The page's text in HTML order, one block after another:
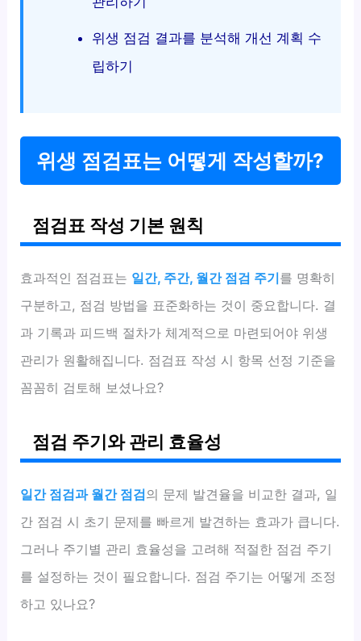
위생 점검 결과를 분석해 개선 계획 수
립하기
위생 점검표는 어떻게 작성할까?
점검표 작성 기본 원칙
효과적인 점검표는 일간, 주간, 월간 점검 주기를 명확히
구분하고, 점검 방법을 표준화하는 것이 중요합니다. 결
과 기록과 피드백 절차가 체계적으로 마련되어야 위생
관리가 원활해집니다. 점검표 작성 시 항목 선정 기준을
꼼꼼히 검토해 보셨나요?
점검 주기와 관리 효율성
일간 점검과 월간 점검의 문제 발견율을 비교한 결과, 일
간 점검 시 초기 문제를 빠르게 발견하는 효과가 큽니다.
그러나 주기별 관리 효율성을 고려해 적절한 점검 주기
를 설정하는 것이 필요합니다. 점검 주기는 어떻게 조정
하고 있나요?